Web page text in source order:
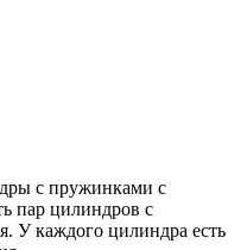
с пружинками с
пар цилиндров с
У каждого цилиндра есть